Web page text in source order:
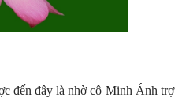
đến đây là nhờ cô Minh Ánh trợ